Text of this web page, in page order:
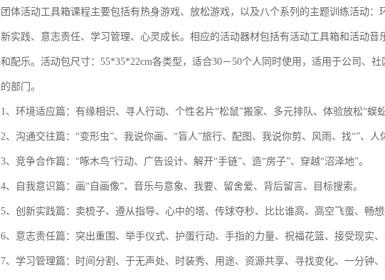
团体活动工具箱课程主要包括有热身游戏、放松游戏，以及八个系列的主题训练活动：
新实践、意志责任、学习管理、心灵成长。相应的活动器材包括有活动工具箱和活动
和配乐。活动包尺寸：55*35*22cm各类型，适合30－50个人同时使用，适用于公司、
的部门。
1、环境适应篇：有缘相识、寻人行动、个性名片“松鼠”搬家、多元排队、体验放松“蜈蚣
2、沟通交往篇：“变形虫”、我说你画、“盲人”旅行、配图、我说你剪、风雨、找“”、人
3、竞争合作篇：“啄木鸟”行动、广告设计、解开“手链”、造“房子”、穿越“沼泽地”。
4、自我意识篇：画“自画像”、音乐与意象、我要、留舍爱、背后留言、目标搜索。
5、创新实践篇：卖梳子、遵从指导、心中的塔、传球夺秒、比比谁高、高空飞蛋、畅想
6、意志责任篇：突出重围、举手仪式、护蛋行动、手指的力量、祝福花篮、接受现实、
7、学习管理篇：时间分割、于无声处、时装秀、用途、资源共享、寻找变化、一分钟、